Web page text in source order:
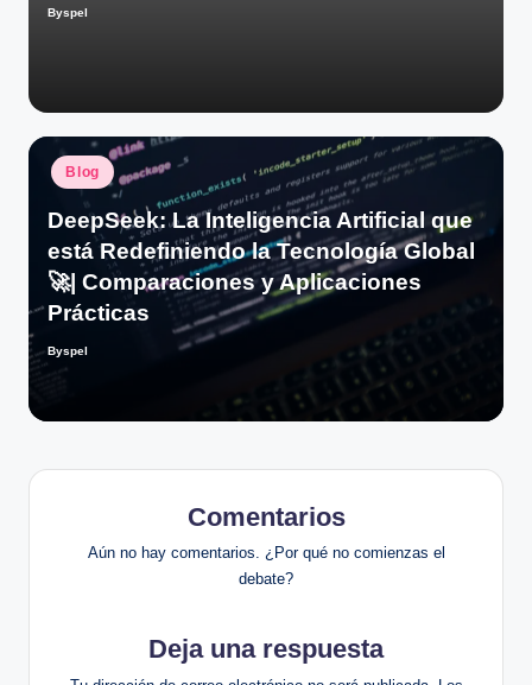
Publicado
Byspel
Publicado
en
Blog
DeepSeek: La Inteligencia Artificial que
está Redefiniendo la Tecnología Global
🚀| Comparaciones y Aplicaciones
Prácticas
Publicado
por
Byspel
Comentarios
Aún no hay comentarios. ¿Por qué no comienzas el
debate?
Deja una respuesta